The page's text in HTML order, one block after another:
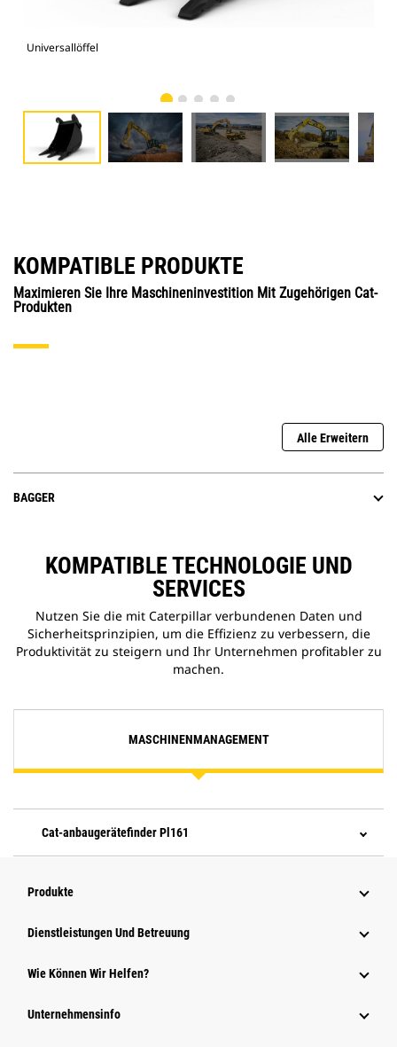
Universallöffel
KOMPATIBLE PRODUKTE
Maximieren Sie Ihre Maschineninvestition Mit Zugehörigen Cat-
Produkten
Alle Erweitern
BAGGER
KOMPATIBLE TECHNOLOGIE UND
SERVICES
Nutzen Sie die mit Caterpillar verbundenen Daten und
Sicherheitsprinzipien, um die Effizienz zu verbessern, die
Produktivität zu steigern und Ihr Unternehmen profitabler zu
machen.
MASCHINENMANAGEMENT
Cat-anbaugerätefinder Pl161
Produkte
Dienstleistungen Und Betreuung
Wie Können Wir Helfen?
Unternehmensinfo